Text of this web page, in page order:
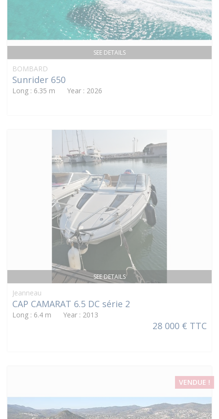
SEE DETAILS
BOMBARD
Sunrider 650
Long : 6.35 m Year : 2026
SEE DETAILS
Jeanneau
CAP CAMARAT 6.5 DC série 2
Long : 6.4 m Year : 2013
28 000 € TTC
VENDUE !